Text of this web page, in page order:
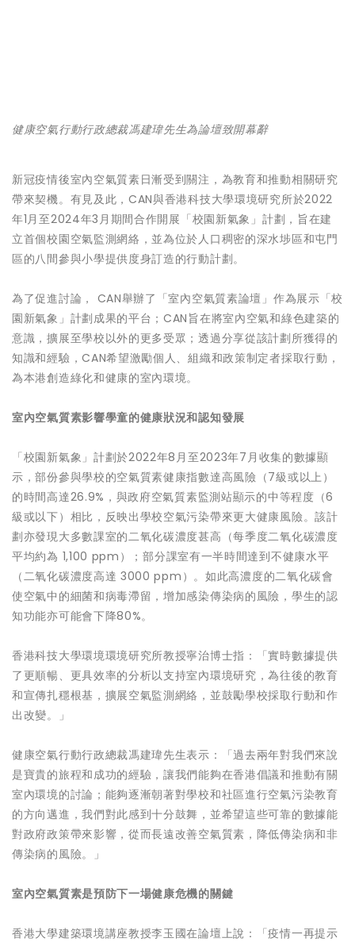
健康空氣行動行政總裁馮建瑋先生為論壇致開幕辭
新冠疫情後室內空氣質素日漸受到關注，為教育和推動相關研究
帶來契機。有見及此，CAN與香港科技大學環境研究所於2022
年1月至2024年3月期間合作開展「校園新氣象」計劃，旨在建
立首個校園空氣監測網絡，並為位於人口稠密的深水埗區和屯門
區的八間參與小學提供度身訂造的行動計劃。
為了促進討論， CAN舉辦了「室內空氣質素論壇」作為展示「校
園新氣象」計劃成果的平台；CAN旨在將室內空氣和綠色建築的
意識，擴展至學校以外的更多受眾；透過分享從該計劃所獲得的
知識和經驗，CAN希望激勵個人、組織和政策制定者採取行動，
為本港創造綠化和健康的室內環境。
室內空氣質素影響學童的健康狀況和認知發展
「校園新氣象」計劃於2022年8月至2023年7月收集的數據顯
示，部份參與學校的空氣質素健康指數達高風險（7級或以上）
的時間高達26.9%，與政府空氣質素監測站顯示的中等程度（6
級或以下）相比，反映出學校空氣污染帶來更大健康風險。該計
劃亦發現大多數課室的二氧化碳濃度甚高（每季度二氧化碳濃度
平均約為 1,100 ppm）；部分課室有一半時間達到不健康水平
（二氧化碳濃度高達 3000 ppm）。如此高濃度的二氧化碳會
使空氣中的細菌和病毒滯留，增加感染傳染病的風險，學生的認
知功能亦可能會下降80%。
香港科技大學環境環境研究所教授寧治博士指：「實時數據提供
了更順暢、更具效率的分析以支持室內環境研究，為往後的教育
和宣傳扎穩根基，擴展空氣監測網絡，並鼓勵學校採取行動和作
出改變。」
健康空氣行動行政總裁馮建瑋先生表示：「過去兩年對我們來說
是寶貴的旅程和成功的經驗，讓我們能夠在香港倡議和推動有關
室內環境的討論；能夠逐漸朝著對學校和社區進行空氣污染教育
的方向邁進，我們對此感到十分鼓舞，並希望這些可靠的數據能
對政府政策帶來影響，從而長遠改善空氣質素，降低傳染病和非
傳染病的風險。」
室內空氣質素是預防下一場健康危機的關鍵
香港大學建築環境講座教授李玉國在論壇上說：「疫情一再提示